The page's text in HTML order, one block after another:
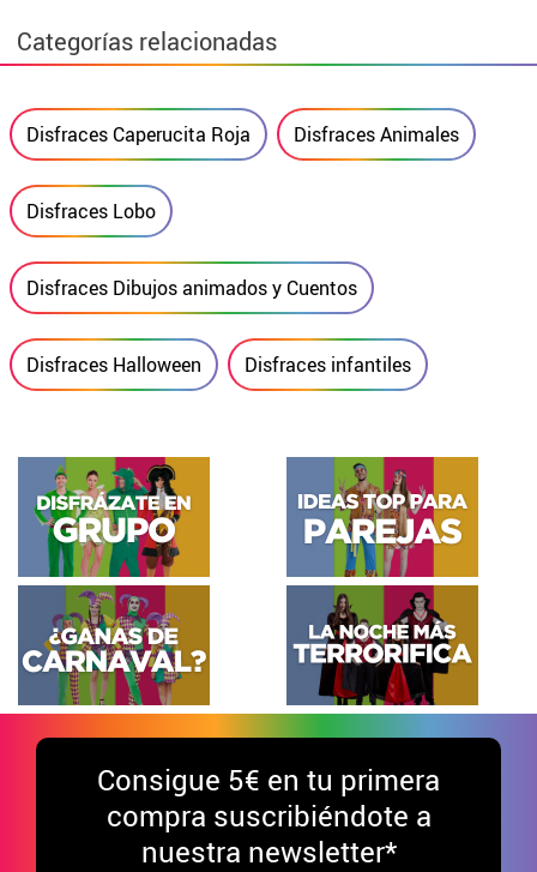
Categorías relacionadas
Disfraces Caperucita Roja Disfraces Animales
Disfraces Lobo
Disfraces Dibujos animados y Cuentos
Disfraces Halloween Disfraces infantiles
Consigue 5€ en tu primera
compra suscribiéndote a
nuestra newsletter*